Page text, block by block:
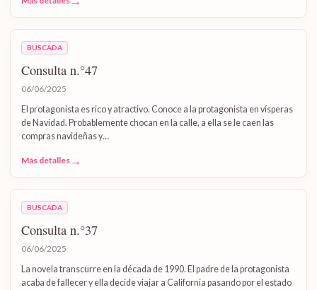
BUSCADA
Consulta n.°47
06/06/2025
El protagonista es rico y atractivo. Conoce a la protagonista en vísperas
de Navidad. Probablemente chocan en la calle, a ella se le caen las
compras navideñas y…
Más detalles →
BUSCADA
Consulta n.°37
06/06/2025
La novela transcurre en la década de 1990. El padre de la protagonista
acaba de fallecer y ella decide viajar a California pasando por el estado